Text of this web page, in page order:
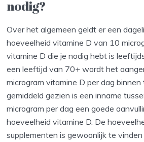
nodig?
Over het algemeen geldt er een
hoeveelheid vitamine D van 10
vitamine D die je nodig hebt is
een leeftijd van 70+ wordt het
microgram vitamine D per dag
gemiddeld gezien is een inname
microgram per dag een goede
hoeveelheid vitamine D. De
supplementen is gewoonlijk te